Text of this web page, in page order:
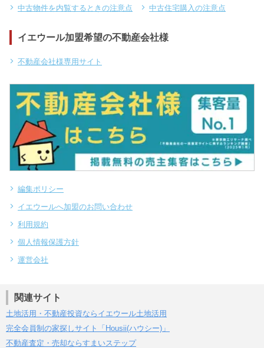
中古物件を内覧するときの注意点 中古住宅購入の注意点
イエウール加盟希望の不動産会社様
不動産会社様専用サイト
編集ポリシー
イエウールへ加盟のお問い合わせ
利用規約
個人情報保護方針
運営会社
関連サイト
土地活用・不動産投資ならイエウール土地活用
完全会員制の家探しサイト「Housii(ハウシー)」
不動産査定・売却ならすまいステップ